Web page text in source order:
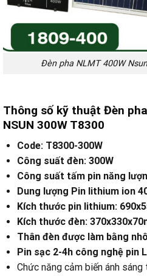
Đèn pha NLMT 400W Nsun
Thông số kỹ thuật Đèn
NSUN 300W T8300
Code: T8300-300W
Công suất đèn: 300W
Công suất tấm pin năng
Dung lượng Pin lithium ion
Kích thước pin lithium:
Kích thước đèn:
Thân đèn được làm bằng
Pin sạc 2-4h công nghệ pin
Chức năng cảm biến ánh